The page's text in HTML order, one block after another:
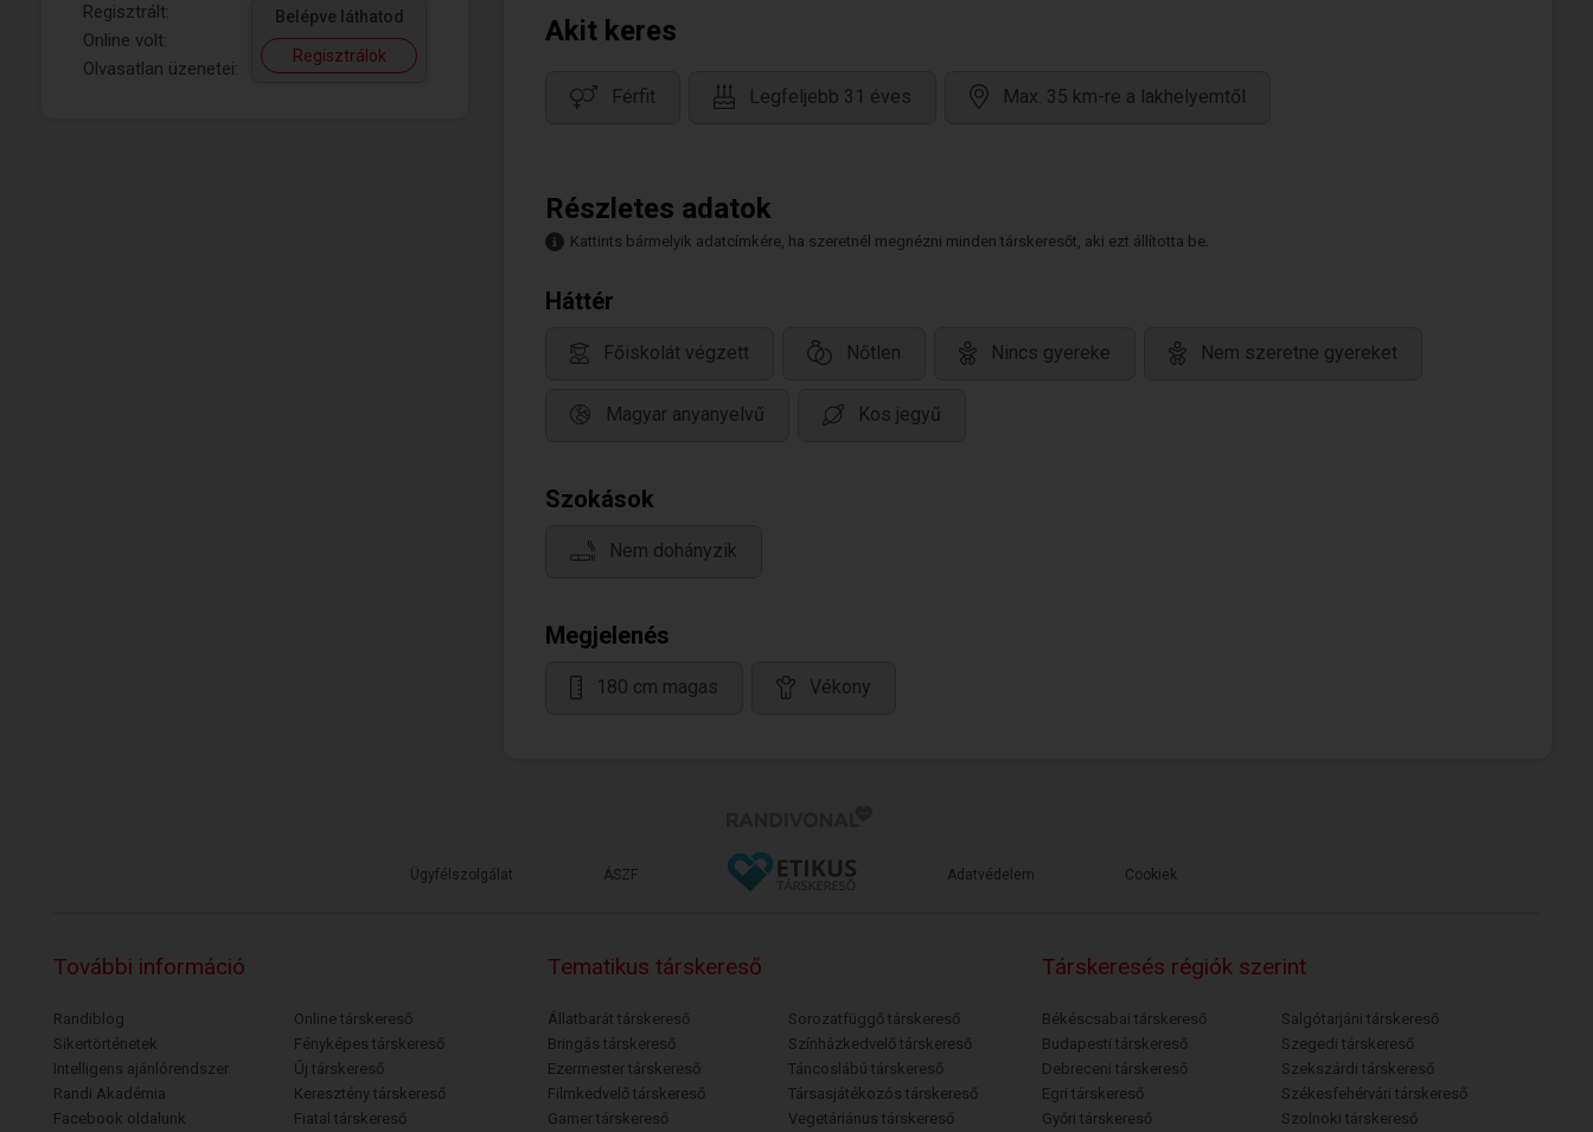
Regisztrált:
Online volt:
Olvasatlan üzenetei:
Belépve láthatod
Regisztrálok
Akit keres
Férfit Legfeljebb 31 éves Max. 35 km-re a lakhelyemtől
Részletes adatok
Kattints bármelyik adatcímkére, ha szeretnél megnézni minden társkeresőt, aki ezt állította be.
Háttér
Főiskolát végzett Nőtlen Nincs gyereke Nem szeretne gyereket
Magyar anyanyelvű Kos jegyű
Szokások
Nem dohányzik
Megjelenés
180 cm magas Vékony
Ügyfélszolgálat ÁSZF Adatvédelem Cookiek
További információ
Randiblog
Sikertörténetek
Intelligens ajánlórendszer
Randi Akadémia
Facebook oldalunk
Online társkereső
Fényképes társkereső
Új társkereső
Keresztény társkereső
Fiatal társkereső
Tematikus társkereső
Állatbarát társkereső
Bringás társkereső
Ezermester társkereső
Filmkedvelő társkereső
Gamer társkereső
Sorozatfüggő társkereső
Színházkedvelő társkereső
Táncoslábú társkereső
Társasjátékozós társkereső
Vegetáriánus társkereső
Társkeresés régiók szerint
Békéscsabai társkereső
Budapesti társkereső
Debreceni társkereső
Egri társkereső
Győri társkereső
Salgótarjáni társkereső
Szegedi társkereső
Szekszárdi társkereső
Székesfehérvári társkereső
Szolnoki társkereső